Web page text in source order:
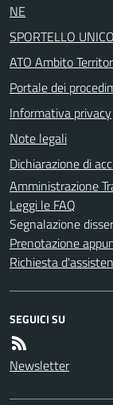
NE
SPORTELLO
ATO Ambito
Portale dei
Informativa privacy
Note legali
Dichiarazione di
Amministrazione
Leggi le FAQ
Segnalazione
Prenotazione
Richiesta
SEGUICI SU
Newsletter